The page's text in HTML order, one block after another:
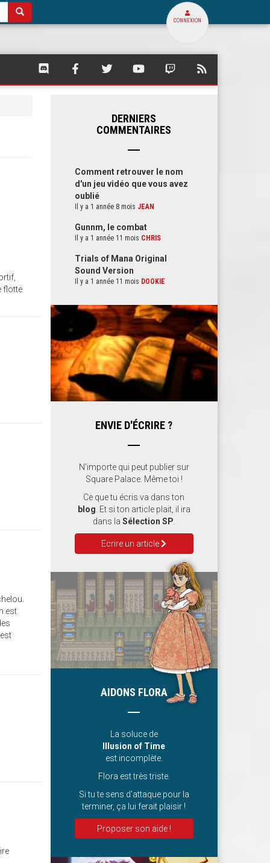
CONNEXION
SQUARE
SQUARE SQUARE SQUARE SQUARE
flotte
est
DERNIERS
COMMENTAIRES
Comment retrouver le nom
d'un jeu vidéo que vous avez
oublié
Il y a 1 année 8 mois JEAN
Gunnm, le combat
Il y a 1 année 11 mois CHRIS
Trials of Mana Original
Sound Version
Il y a 1 année 11 mois DOOKIE
ENVIE D'ÉCRIRE ?
N'importe qui peut publier sur
Square Palace. Même toi !
Ce que tu écris va dans ton
blog . Et si ton article plait, il ira
dans la Sélection SP
Ecrire un article
AIDONS FLORA
La soluce de
Illusion of Time
est incomplète.
Flora est très triste.
Si tu te sens d’attaque pour la
terminer, ça lui ferait plaisir !
Proposer son aide !